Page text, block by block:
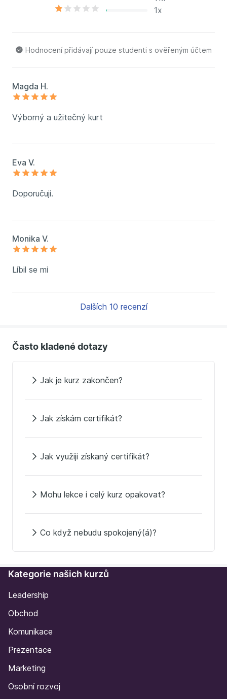
1x
Hodnocení přidávají pouze studenti s ověřeným účtem
Magda H.
Výborný a užitečný kurt
Eva V.
Doporučuji.
Monika V.
Líbil se mi
Dalších 10 recenzí
Často kladené dotazy
Jak je kurz zakončen?
Jak získám certifikát?
Jak využiji získaný certifikát?
Mohu lekce i celý kurz opakovat?
Co když nebudu spokojený(á)?
Kategorie našich kurzů
Leadership
Obchod
Komunikace
Prezentace
Marketing
Osobní rozvoj